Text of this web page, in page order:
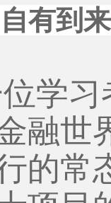
有到
学
融世
的常